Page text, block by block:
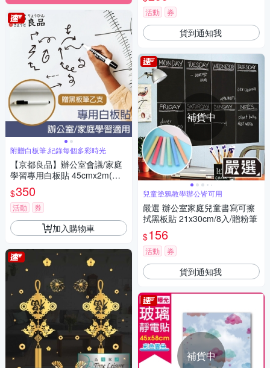
附贈白板筆,紀錄每個多彩時光
【京都良品】辦公室會議/家庭
學習專用白板貼 45cmx2m(附
白板筆)
$350
活動 券
加入購物車
活動 券
貨到通知我
補貨中
兒童塗鴉教學辦公皆可用
嚴選 辦公室家庭兒童書寫可擦
拭黑板貼 21x30cm/8入/贈粉筆
$156
活動 券
貨到通知我
補貨中